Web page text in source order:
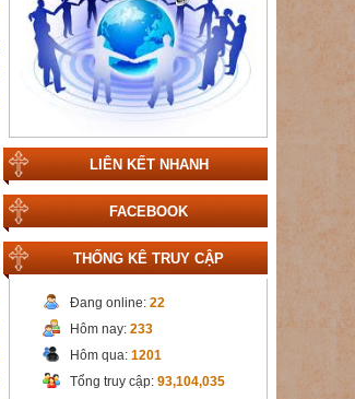
LIÊN KẾT NHANH
FACEBOOK
THỐNG KÊ TRUY CẬP
Đang online:22
Hôm nay:233
Hôm qua:1201
Tổng truy cập:93,104,035